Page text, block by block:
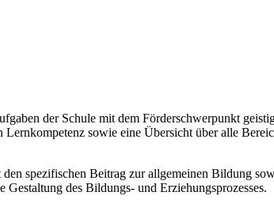
der Schule mit dem Förderschwerpunkt
sowie eine Übersicht über alle
spezifischen Beitrag zur allgemeinen Bildung
des Bildungs- und Erziehungsprozesses.